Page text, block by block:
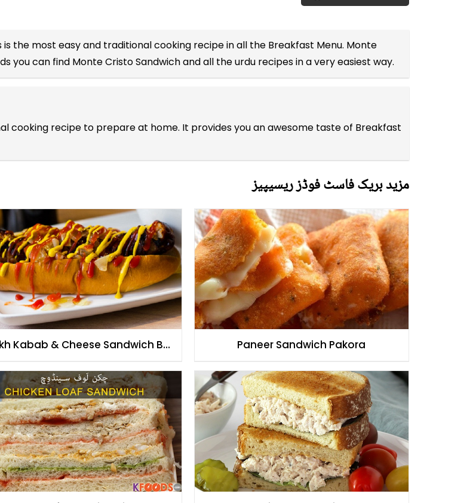
is the most easy and traditional cooking recipe in all the Breakfast Menu. Monte
you can find Monte Cristo Sandwich and all theurdu recipesin a very easiest way.
cooking recipe to prepare at home. It provides you an awesome taste of Breakfast
مزید بریک فاسٹ فوڈز ریسیپیز
Kabab & Cheese Sandwich By
Paneer Sandwich Pakora